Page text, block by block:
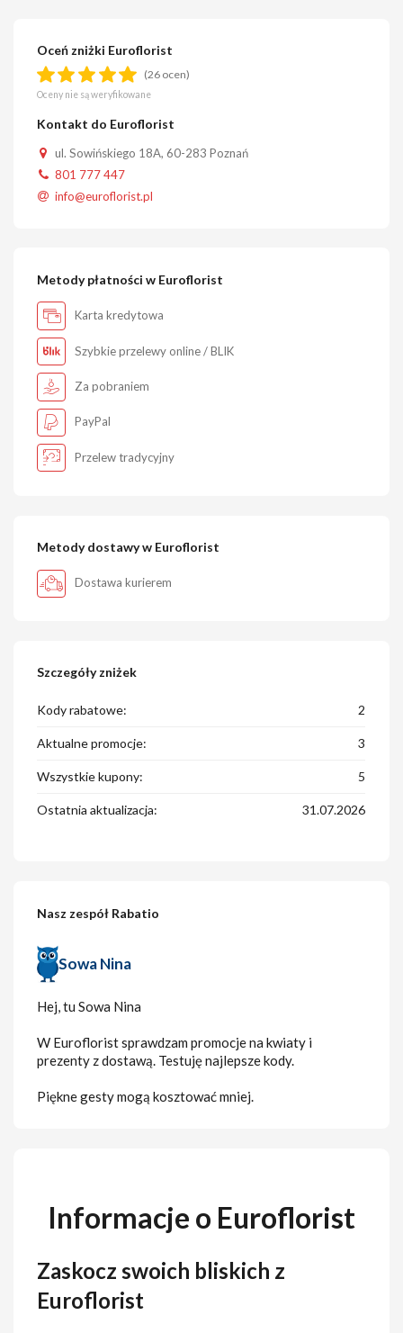
Oceń zniżki Euroflorist
(26 ocen)
Oceny nie są weryfikowane
Kontakt do Euroflorist
ul. Sowińskiego 18A, 60-283 Poznań
801 777 447
info@euroflorist.pl
Metody płatności w Euroflorist
Karta kredytowa
Szybkie przelewy online / BLIK
Za pobraniem
PayPal
Przelew tradycyjny
Metody dostawy w Euroflorist
Dostawa kurierem
Szczegóły zniżek
Kody rabatowe: 2
Aktualne promocje: 3
Wszystkie kupony: 5
Ostatnia aktualizacja: 31.07.2026
Nasz zespół Rabatio
Sowa Nina
Hej, tu Sowa Nina
W Euroflorist sprawdzam promocje na kwiaty i
prezenty z dostawą. Testuję najlepsze kody.
Piękne gesty mogą kosztować mniej.
Informacje o Euroflorist
Zaskocz swoich bliskich z
Euroflorist